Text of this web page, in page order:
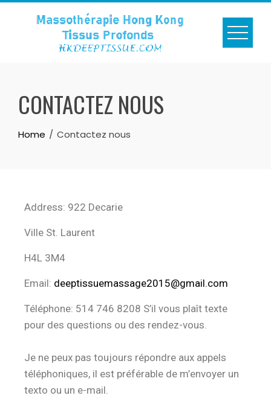
CONTACTEZ NOUS
Home Contactez nous
Address: 922 Decarie
Ville St. Laurent
H4L 3M4
Email: deeptissuemassage2015@gmail.com
Téléphone: 514 746 8208 S’il vous plaît texte
pour des questions ou des rendez-vous.
Je ne peux pas toujours répondre aux appels
téléphoniques, il est préférable de m’envoyer un
texto ou un e-mail.